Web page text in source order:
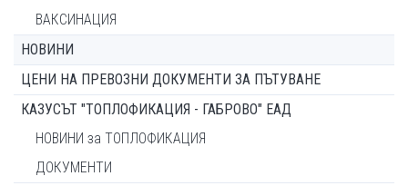
ВАКСИНАЦИЯ
НОВИНИ
ЦЕНИ НА ПРЕВОЗНИ ДОКУМЕНТИ ЗА ПЪТУВАНЕ
КАЗУСЪТ "ТОПЛОФИКАЦИЯ - ГАБРОВО" ЕАД
НОВИНИ за ТОПЛОФИКАЦИЯ
ДОКУМЕНТИ